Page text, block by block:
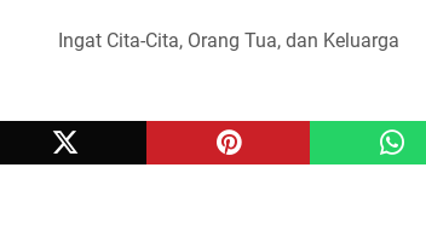
Ingat Cita-Cita, Orang Tua, dan Keluarga